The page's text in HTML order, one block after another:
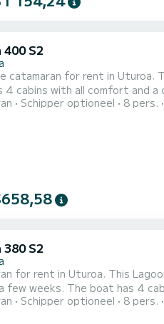
400 S2
catamaran for rent in Uturoa.
4 cabins with all comfort and
vacation on the water in the surroundings of
Schipper optioneel 8 pers.
380 S2
for rent in Uturoa. This
and a capacity of 10 people. With an overall length of 12 meters, it
best ally to spend an exceptional
Schipper optioneel 8 pers.